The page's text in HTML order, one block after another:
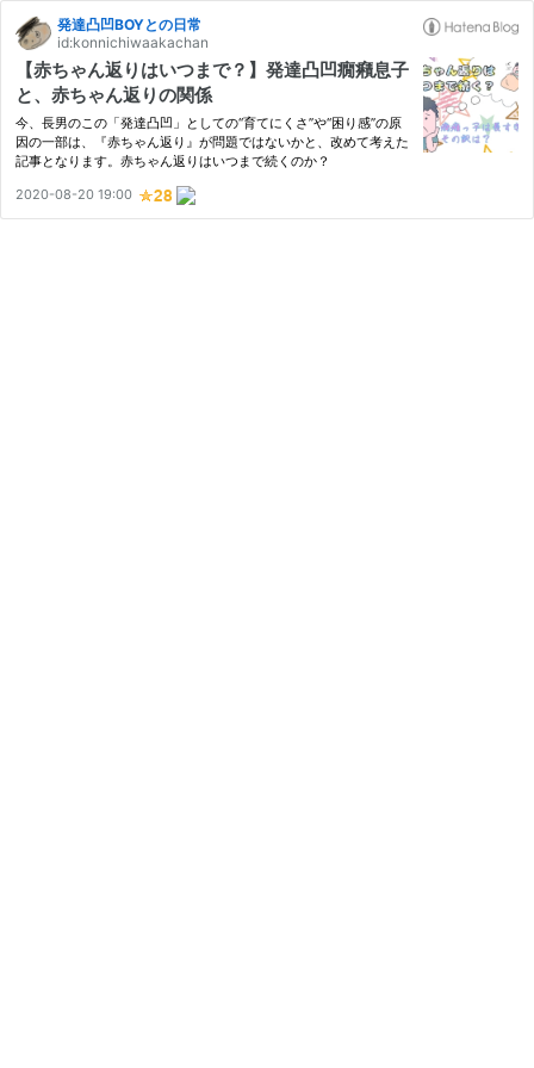
発達凸凹BOYとの日常
id:konnichiwaakachan
【赤ちゃん返りはいつまで？】発達凸凹癇癪息子
と、赤ちゃん返りの関係
今、長男のこの「発達凸凹」としての“育てにくさ”や“困り感”の原
因の一部は、『赤ちゃん返り』が問題ではないかと、改めて考えた
記事となります。赤ちゃん返りはいつまで続くのか？
2020-08-20 19:00